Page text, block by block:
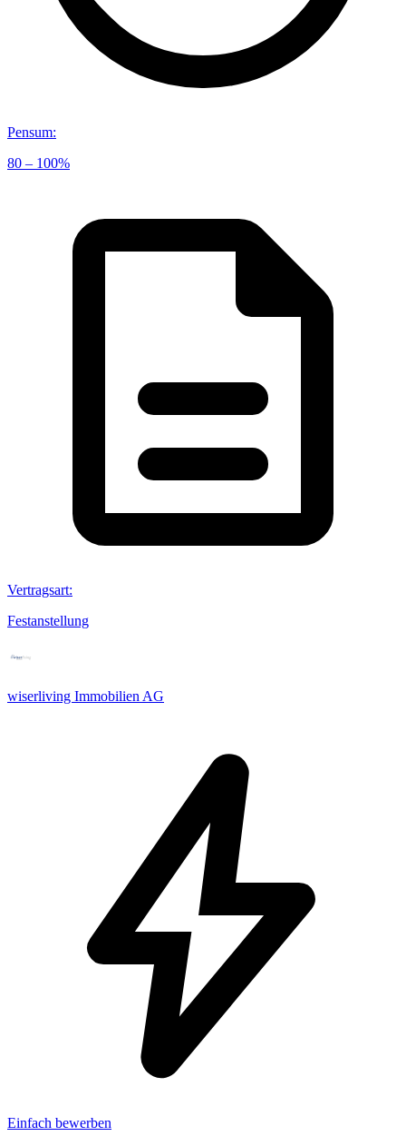
Pensum:
80 – 100%
Vertragsart:
Festanstellung
wiserliving Immobilien AG
Einfach bewerben